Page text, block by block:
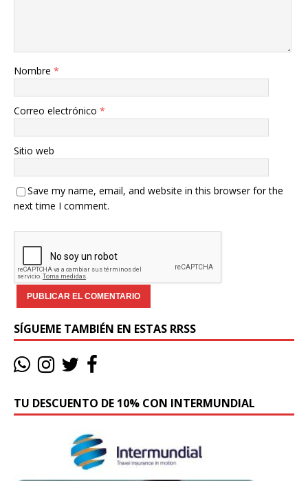
Nombre *
Correo electrónico *
Sitio web
Save my name, email, and website in this browser for the
next time I comment.
SÍGUEME TAMBIÉN EN ESTAS RRSS
TU DESCUENTO DE 10% CON INTERMUNDIAL